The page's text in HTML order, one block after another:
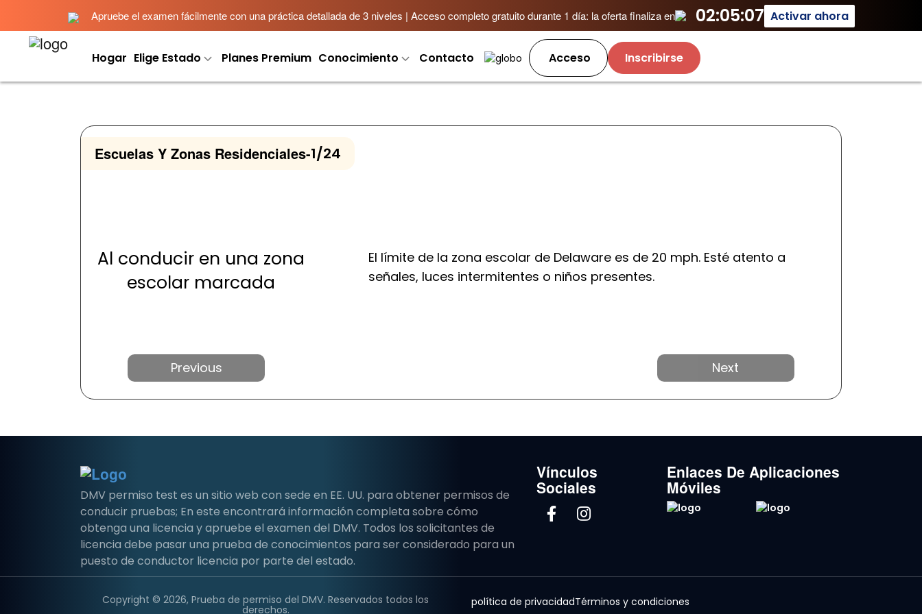
Apruebe el examen fácilmente con una práctica detallada de 3 niveles | Acceso completo gratuito durante 1 día: la oferta finaliza en 02:05:07 Activar ahora
Hogar Elige Estado Planes Premium Conocimiento Contacto Acceso Inscribirse
Escuelas Y Zonas Residenciales-1/24
Al conducir en una zona
escolar marcada
El límite de la zona escolar de Delaware es de 20 mph. Esté atento a
señales, luces intermitentes o niños presentes.
Anterior Próximo
DMV permiso test es un sitio web con sede en EE. UU. para obtener permisos de
conducir pruebas; En este encontrará información completa sobre cómo
obtenga una licencia y apruebe el examen del DMV. Todos los solicitantes de
licencia debe pasar una prueba de conocimientos para ser considerado para un
puesto de conductor licencia por parte del estado.
Vínculos
Sociales
Enlaces De Aplicaciones
Móviles
Copyright © 2026, Prueba de permiso del DMV. Reservados todos los
derechos.
política de privacidadTérminos y condiciones